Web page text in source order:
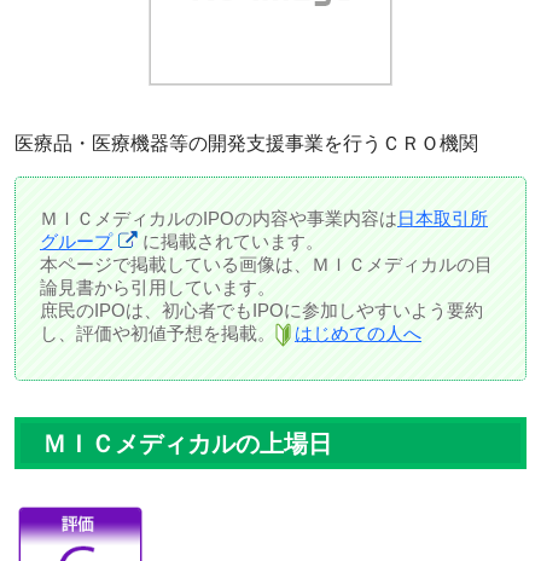
医療品・医療機器等の開発支援事業を行うＣＲＯ機関
ＭＩＣメディカルのIPOの内容や事業内容は日本取引所
グループ
に掲載されています。
本ページで掲載している画像は、ＭＩＣメディカルの目
論見書から引用しています。
庶民のIPOは、初心者でもIPOに参加しやすいよう要約
し、評価や初値予想を掲載。
はじめての人へ
ＭＩＣメディカルの上場日